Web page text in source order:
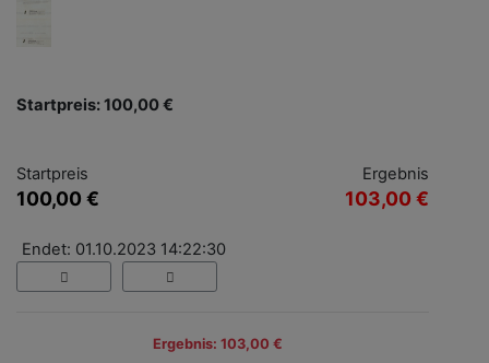
Startpreis: 100,00 €
Startpreis
100,00 €
Ergebnis
103,00 €
Endet: 01.10.2023 14:22:30
Ergebnis: 103,00 €